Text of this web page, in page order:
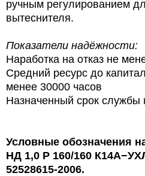
ручным регулированием
вытеснителя.
Показатели надёжности:
Наработка на отказ не
Средний ресурс до
менее 30000 часов
Назначенный срок службы
Условные обозначения
НД 1,0 Р 160/160
52528615-2006.